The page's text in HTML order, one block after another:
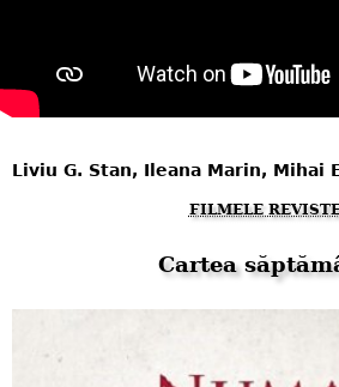
Liviu G. Stan, Ileana Marin, Mihai
FILMELE
Cartea